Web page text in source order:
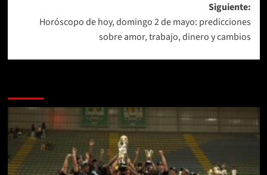
entradas
Siguiente:
Horóscopo de hoy, domingo 2 de mayo: predicciones
sobre amor, trabajo, dinero y cambios